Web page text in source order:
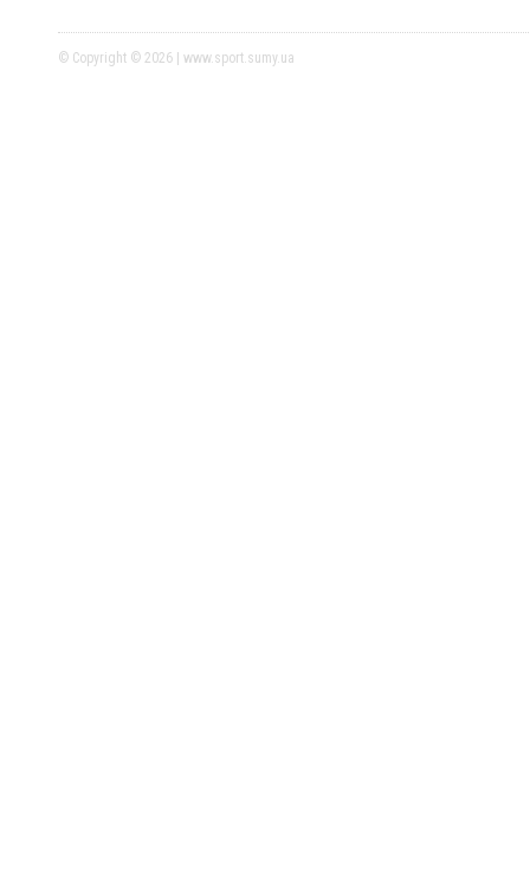
© Copyright © 2026 | www.sport.sumy.ua